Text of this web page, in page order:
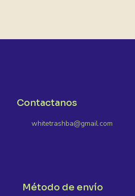
Contactanos
whitetrashba@gmail.com
Método de envío